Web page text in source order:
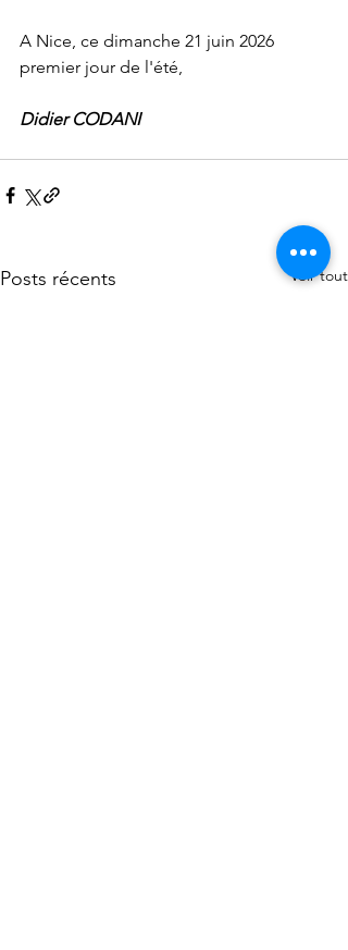
A Nice, ce dimanche 21 juin 2026
premier jour de l'été,
Didier CODANI
Posts récents Voir tout